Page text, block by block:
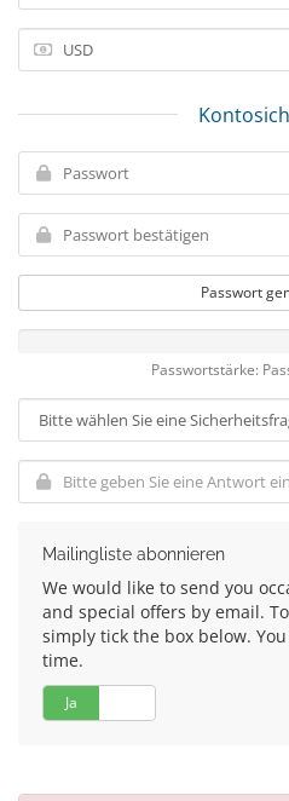
Passwort
Passwortstärke:
Mailingliste abonnieren
We would like to send you
and special offers by email.
simply tick the box below.
time.
Ja